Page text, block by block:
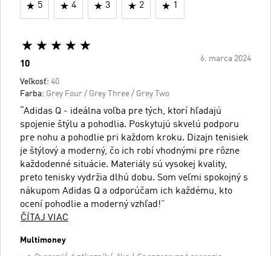
5 4 3 2 1
6. marca 2024
10
Veľkosť: 40
Farba: Grey Four / Grey Three / Grey Two
“Adidas Q - ideálna voľba pre tých, ktorí hľadajú
spojenie štýlu a pohodlia. Poskytujú skvelú podporu
pre nohu a pohodlie pri každom kroku. Dizajn tenisiek
je štýlový a moderný, čo ich robí vhodnými pre rôzne
každodenné situácie. Materiály sú vysokej kvality,
preto tenisky vydržia dlhú dobu. Som veľmi spokojný s
nákupom Adidas Q a odporúčam ich každému, kto
ocení pohodlie a moderný vzhľad!”
ČÍTAJ VIAC
Multimoney